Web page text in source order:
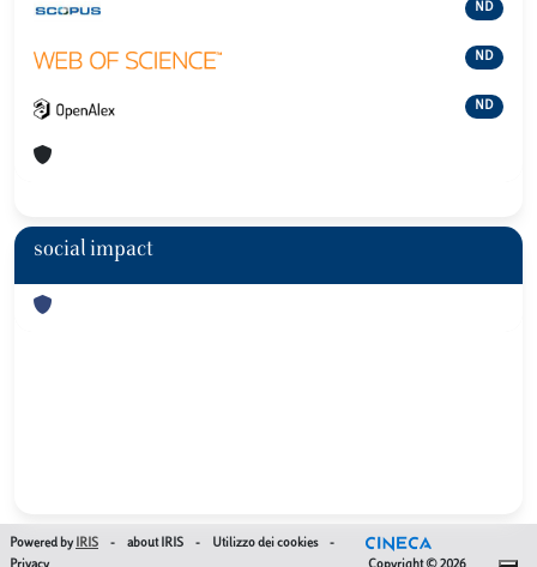
ND
ND
ND
social impact
Powered by IRIS - about IRIS - Utilizzo dei cookies
-